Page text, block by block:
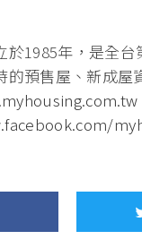
於1985年，是全
的預售屋、新成屋